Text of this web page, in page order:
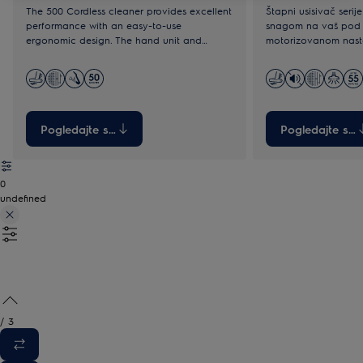
The 500 Cordless cleaner provides excellent
performance with an easy-to-use
ergonomic design. The hand unit and
adaptable cleaning on any surface. All
models are made sustainably with recycled
Pogledajte sve
Štapni usisivač
snagom na vaš
motorizovanom
Pogledajte sve
0
undefined
/ 3